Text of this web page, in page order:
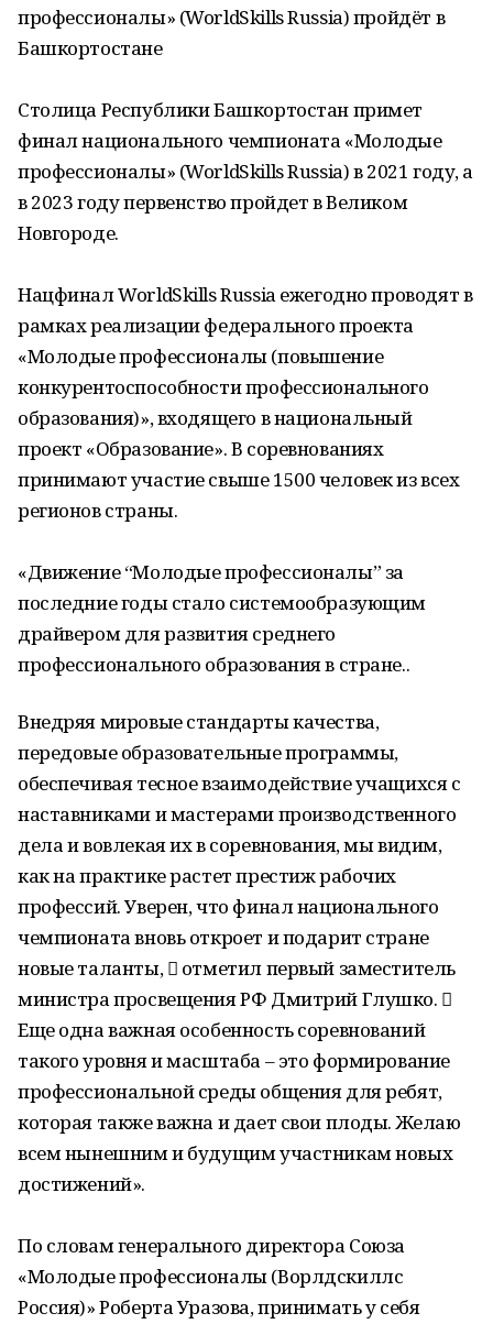
профессионалы» (WorldSkills Russia) пройдёт в
Башкортостане
Столица Республики Башкортостан примет
финал национального чемпионата «Молодые
профессионалы» (WorldSkills Russia) в 2021 году, а
в 2023 году первенство пройдет в Великом
Новгороде.
Нацфинал WorldSkills Russia ежегодно проводят в
рамках реализации федерального проекта
«Молодые профессионалы (повышение
конкурентоспособности профессионального
образования)», входящего в национальный
проект «Образование». В соревнованиях
принимают участие свыше 1500 человек из всех
регионов страны.
«Движение “Молодые профессионалы” за
последние годы стало системообразующим
драйвером для развития среднего
профессионального образования в стране..
Внедряя мировые стандарты качества,
передовые образовательные программы,
обеспечивая тесное взаимодействие учащихся с
наставниками и мастерами производственного
дела и вовлекая их в соревнования, мы видим,
как на практике растет престиж рабочих
профессий. Уверен, что финал национального
чемпионата вновь откроет и подарит стране
новые таланты,  отметил первый заместитель
министра просвещения РФ Дмитрий Глушко. 
Еще одна важная особенность соревнований
такого уровня и масштаба – это формирование
профессиональной среды общения для ребят,
которая также важна и дает свои плоды. Желаю
всем нынешним и будущим участникам новых
достижений».
По словам генерального директора Союза
«Молодые профессионалы (Ворлдскиллс
Россия)» Роберта Уразова, принимать у себя